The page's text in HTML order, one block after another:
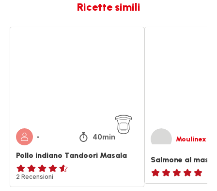
Ricette simili
- 40min
Pollo indiano Tandoori Masala
ratings.4.5
2 Recensioni
Moulinex
Salmone al
ratings.NaN